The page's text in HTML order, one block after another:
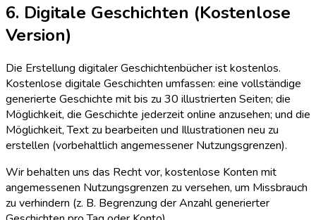
6. Digitale Geschichten (Kostenlose
Version)
Die Erstellung digitaler Geschichtenbücher ist kostenlos.
Kostenlose digitale Geschichten umfassen: eine vollständige
generierte Geschichte mit bis zu 30 illustrierten Seiten; die
Möglichkeit, die Geschichte jederzeit online anzusehen; und die
Möglichkeit, Text zu bearbeiten und Illustrationen neu zu
erstellen (vorbehaltlich angemessener Nutzungsgrenzen).
Wir behalten uns das Recht vor, kostenlose Konten mit
angemessenen Nutzungsgrenzen zu versehen, um Missbrauch
zu verhindern (z. B. Begrenzung der Anzahl generierter